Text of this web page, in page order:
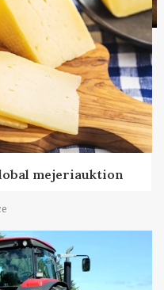
mejeriauktion